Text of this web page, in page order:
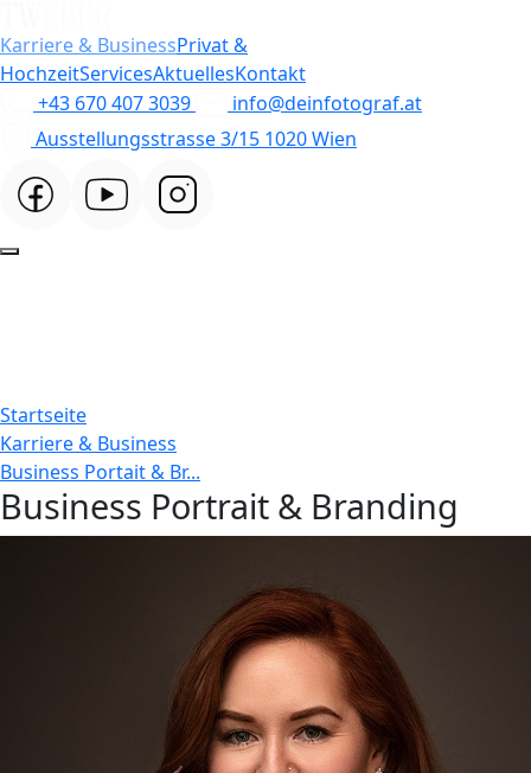
Karriere & BusinessPrivat &
HochzeitServicesAktuellesKontakt
+43 670 407 3039
info@deinfotograf.at
Ausstellungsstrasse 3/15 1020 Wien
Startseite
Karriere & Business
Business Portait & Br...
Business Portrait & Branding